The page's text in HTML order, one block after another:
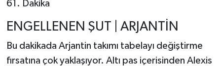
61. Dakika
ENGELLENEN ŞUT | ARJANTİN
Bu dakikada Arjantin takımı tabelayı değiştirme
fırsatına çok yaklaşıyor. Altı pas içerisinden Alexis